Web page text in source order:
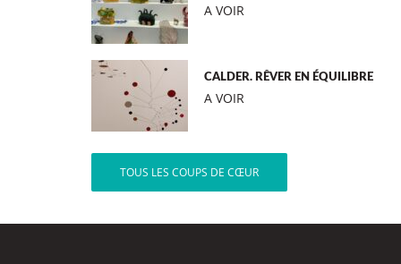
A VOIR
CALDER. RÊVER EN ÉQUILIBRE
A VOIR
TOUS LES COUPS DE CŒUR